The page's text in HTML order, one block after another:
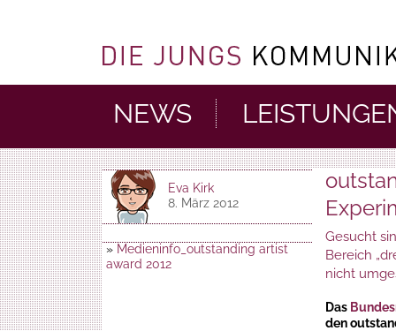
NEWS
Eva Kirk
8. März 2012
» Medieninfo_outstanding artist
award 2012
Gesucht
Bereich
nicht
Das
den